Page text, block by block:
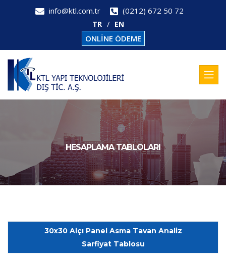
info@ktl.com.tr (0212) 672 50 72
TR EN
ONLİNE ÖDEME
HESAPLAMA TABLOLARI
30x30 Alçı Panel Asma Tavan Analiz
Sarfiyat Tablosu